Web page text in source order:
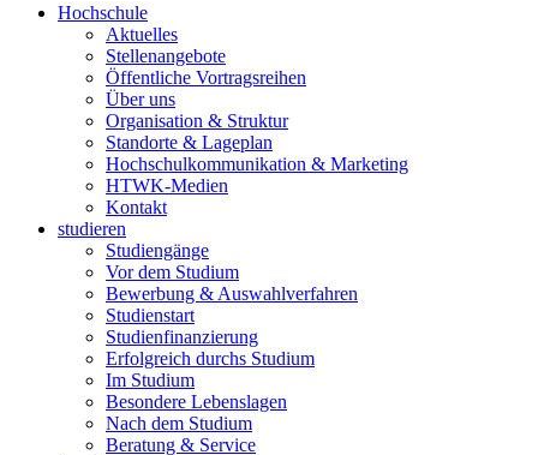
Hochschule
Aktuelles
Stellenangebote
Öffentliche Vortragsreihen
Über uns
Organisation & Struktur
Standorte & Lageplan
Hochschulkommunikation & Marketing
HTWK-Medien
Kontakt
studieren
Studiengänge
Vor dem Studium
Bewerbung & Auswahlverfahren
Studienstart
Studienfinanzierung
Erfolgreich durchs Studium
Im Studium
Besondere Lebenslagen
Nach dem Studium
Beratung & Service